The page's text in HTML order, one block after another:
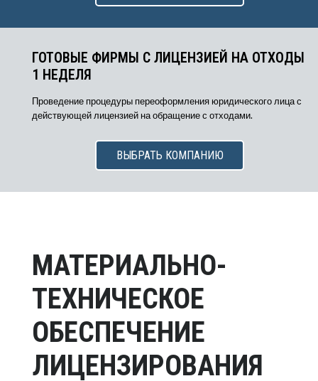
ГОТОВЫЕ ФИРМЫ С ЛИЦЕНЗИЕЙ НА ОТХОДЫ
1 НЕДЕЛЯ
Проведение процедуры переоформления юридического лица с
действующей лицензией на обращение с отходами.
ВЫБРАТЬ КОМПАНИЮ
МАТЕРИАЛЬНО-
ТЕХНИЧЕСКОЕ
ОБЕСПЕЧЕНИЕ
ЛИЦЕНЗИРОВАНИЯ